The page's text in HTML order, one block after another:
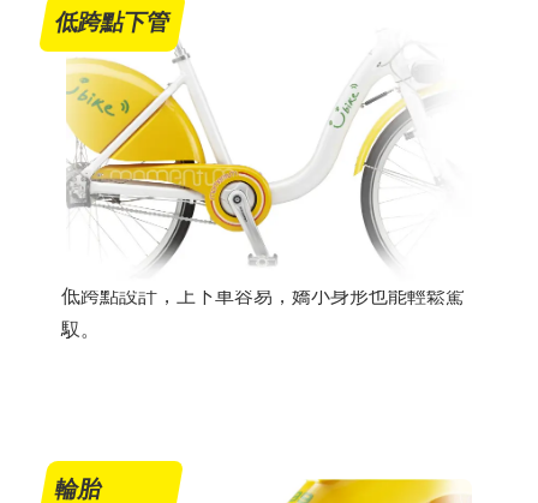
低跨點下管
低跨點設計，上下車容易，嬌小身形也能輕鬆駕
馭。
輪胎